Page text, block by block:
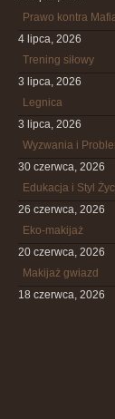
Prawo kontra
4 lipca, 2026
Trening siłowy
3 lipca, 2026
Legnica
3 lipca, 2026
Wyzwania i
30 czerwca, 2026
Edukacja i Styl
26 czerwca, 2026
Eko-makijaż
20 czerwca, 2026
Makijaż gwiazd
18 czerwca, 2026